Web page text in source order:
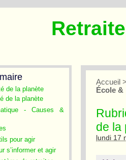
de la planète
de la planète
- Causes &
pour agir
s’informer et agir
Accueil
École
de la
lundi 17